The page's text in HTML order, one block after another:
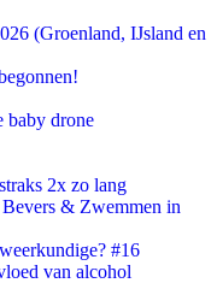
(Groenland, IJsland en
baby drone
2x zo lang
& Zwemmen in
#16
van alcohol